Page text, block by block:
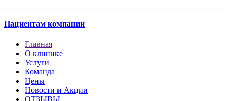
Пациентам компании
Главная
О клинике
Услуги
Команда
Цены
Новости и Акции
ОТЗЫВЫ